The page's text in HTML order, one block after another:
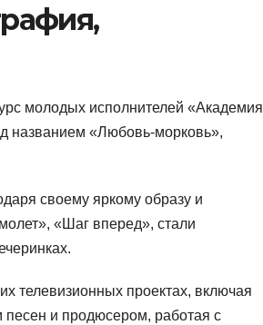
молодых исполнителей «Академия
названием «Любовь-морковь»,
своему яркому образу и
«Шаг вперед», стали
телевизионных проектах, включая
и продюсером, работая с